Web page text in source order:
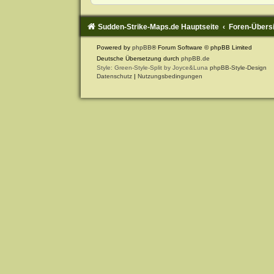
Sudden-Strike-Maps.de Hauptseite Foren-
Powered by phpBB® Forum Software © phpBB Limited
Deutsche Übersetzung durch phpBB.de
Style: Green-Style-Split by Joyce&Luna phpBB-Style-Design
Datenschutz | Nutzungsbedingungen